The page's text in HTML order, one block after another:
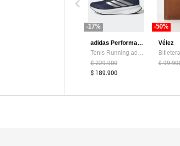
-17%
adidas Performance
$ 229.900
$ 189.900
-50%
Vélez
$